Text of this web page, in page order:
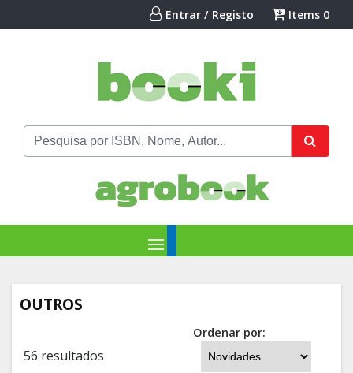
Entrar / Registo Items 0
OUTROS
56 resultados
Ordenar por: